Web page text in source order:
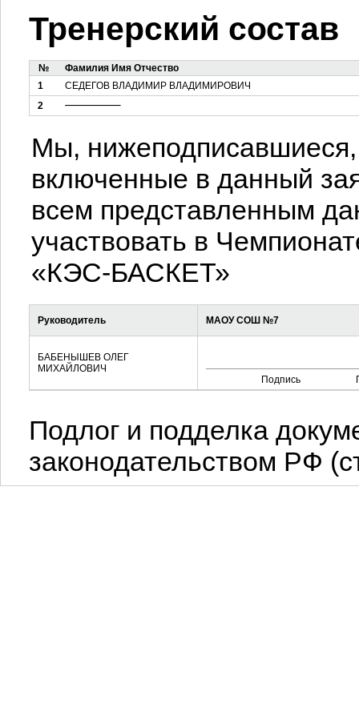
Тренерский состав
№
Фамилия Имя Отчество
1
СЕДЕГОВ ВЛАДИМИР ВЛАДИМИРОВИЧ
2
Мы, нижеподписавшиеся,
включенные в данный
всем представленным
участвовать в
«КЭС-БАСКЕТ»
Руководитель МАОУ СОШ №7
БАБЕНЫШЕВ ОЛЕГ
МИХАЙЛОВИЧ
Подпись
Подлог и подделка
законодательством РФ